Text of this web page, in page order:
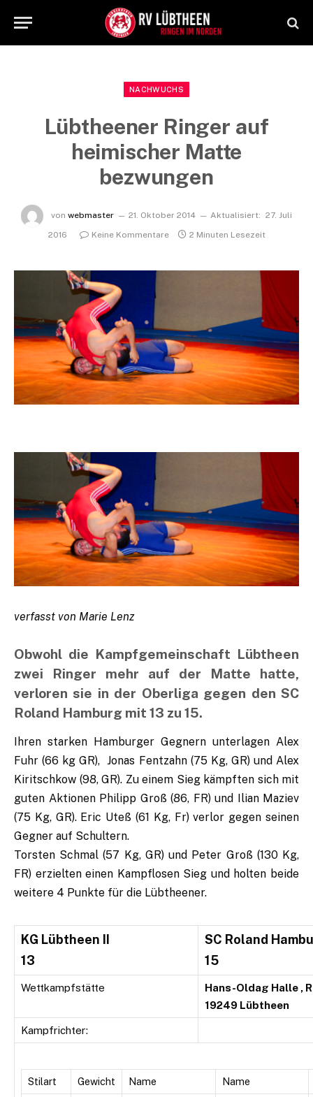
NACHWUCHS
Lübtheener Ringer auf
heimischer Matte
bezwungen
von webmaster 21. Oktober 2014 Aktualisiert: 27. Juli
2016
Keine Kommentare 2 Minuten Lesezeit
verfasst von Marie Lenz
Obwohl die Kampfgemeinschaft Lübtheen
zwei Ringer mehr auf der Matte hatte,
verloren sie in der Oberliga gegen den SC
Roland Hamburg mit 13 zu 15.
Ihren starken Hamburger Gegnern unterlagen Alex
Fuhr (66 kg GR), Jonas Fentzahn (75 Kg, GR) und Alex
Kiritschkow (98, GR). Zu einem Sieg kämpften sich mit
guten Aktionen Philipp Groß (86, FR) und Ilian Maziev
(75 Kg, GR). Eric Uteß (61 Kg, Fr) verlor gegen seinen
Gegner auf Schultern.
Torsten Schmal (57 Kg, GR) und Peter Groß (130 Kg,
FR) erzielten einen Kampflosen Sieg und holten beide
weitere 4 Punkte für die Lübtheener.
KG Lübtheen II
13
SC Roland
15
Wettkampfstätte
Hans-Oldag Halle ,
19249 Lübtheen
Kampfrichter:
Stilart Gewicht Name Name